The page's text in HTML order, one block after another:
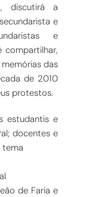
discutirá a
e
e
compartilhar,
das
de 2010
protestos.
estudantis e
docentes e
tema
de Faria e